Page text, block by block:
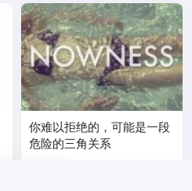
你难以拒绝的，可能是一段
危险的三角关系